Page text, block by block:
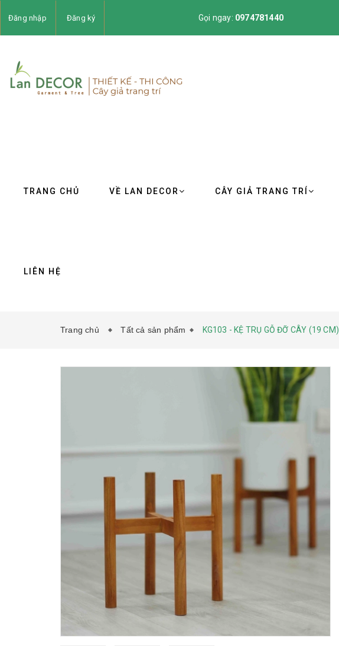
Đăng nhập Đăng ký Gọi ngay: 0974781440
TRANG CHỦ VỀ LAN DECOR CÂY GIẢ TRANG TRÍ
LIÊN HỆ
Trang chủ Tất cả sản phẩm KG103 - KỆ TRỤ GỖ ĐỠ CÂY (19 CM)